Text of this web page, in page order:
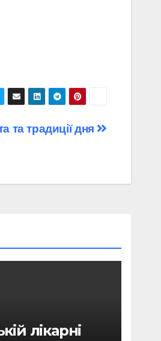
та традиції дня
лікарні